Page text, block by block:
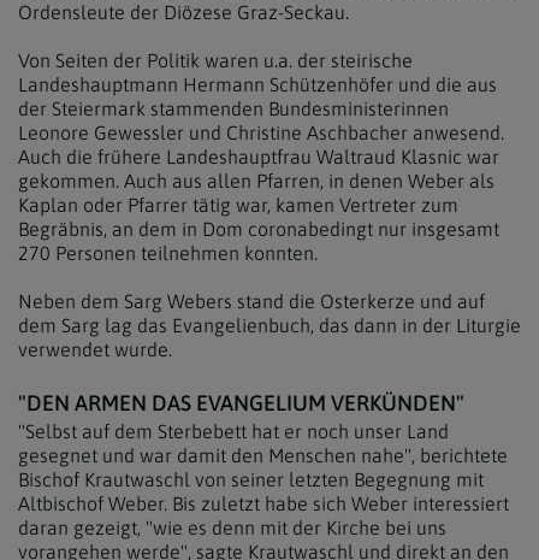
Ordensleute der Diözese Graz-Seckau.
Von Seiten der Politik waren u.a. der steirische
Landeshauptmann Hermann Schützenhöfer und die aus
der Steiermark stammenden Bundesministerinnen
Leonore Gewessler und Christine Aschbacher anwesend.
Auch die frühere Landeshauptfrau Waltraud Klasnic war
gekommen. Auch aus allen Pfarren, in denen Weber als
Kaplan oder Pfarrer tätig war, kamen Vertreter zum
Begräbnis, an dem in Dom coronabedingt nur insgesamt
270 Personen teilnehmen konnten.
Neben dem Sarg Webers stand die Osterkerze und auf
dem Sarg lag das Evangelienbuch, das dann in der Liturgie
verwendet wurde.
"DEN ARMEN DAS EVANGELIUM VERKÜNDEN"
"Selbst auf dem Sterbebett hat er noch unser Land
gesegnet und war damit den Menschen nahe", berichtete
Bischof Krautwaschl von seiner letzten Begegnung mit
Altbischof Weber. Bis zuletzt habe sich Weber interessiert
daran gezeigt, "wie es denn mit der Kirche bei uns
vorangehen werde", sagte Krautwaschl und direkt an den